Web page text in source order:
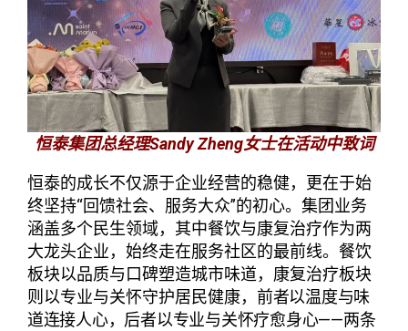
恒泰集团总经理Sandy Zheng女士在活动中致词
恒泰的成长不仅源于企业经营的稳健，更在于始
终坚持“回馈社会、服务大众”的初心。集团业务
涵盖多个民生领域，其中餐饮与康复治疗作为两
大龙头企业，始终走在服务社区的最前线。餐饮
板块以品质与口碑塑造城市味道，康复治疗板块
则以专业与关怀守护居民健康， 前者以温度与味
道连接人心，后者以专业与关怀疗愈身心——两条